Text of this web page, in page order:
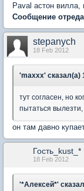
Paval астон вилла,
Сообщение
stepanych
18 Feb 2012
'maxxx' сказал(а)
тут согласен, но
пытаться
он там давно
Гость_kust_*
18 Feb 2012
'*Алексей*'